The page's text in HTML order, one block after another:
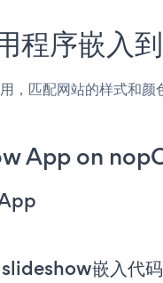
序嵌入
匹配网站的样式和
App on
嵌入代